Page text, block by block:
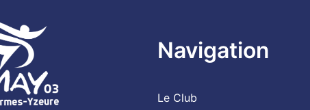
Navigation
Le Club